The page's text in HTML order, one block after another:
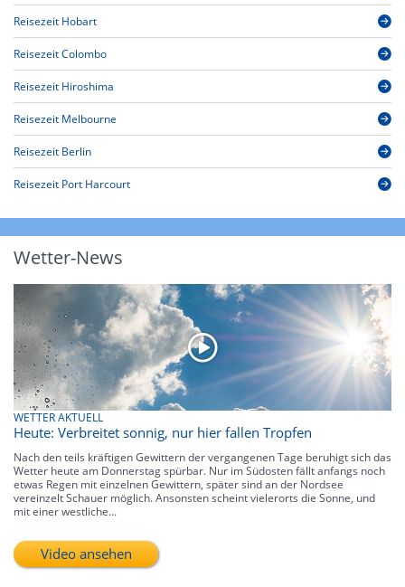
Reisezeit Hobart
Reisezeit Colombo
Reisezeit Hiroshima
Reisezeit Melbourne
Reisezeit Berlin
Reisezeit Port Harcourt
Wetter-News
WETTER AKTUELL
Heute: Verbreitet sonnig, nur hier fallen Tropfen
Nach den teils kräftigen Gewittern der vergangenen Tage beruhigt sich das
Wetter heute am Donnerstag spürbar. Nur im Südosten fällt anfangs noch
etwas Regen mit einzelnen Gewittern, später sind an der Nordsee
vereinzelt Schauer möglich. Ansonsten scheint vielerorts die Sonne, und
mit einer westliche...
Video ansehen